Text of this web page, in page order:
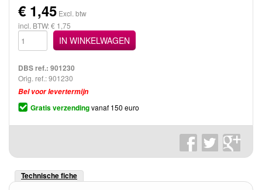
€ 1,45 Excl. btw
incl. BTW: € 1,75
IN WINKELWAGEN
DBS ref.: 901230
Orig. ref.: 901230
Bel voor levertermijn
Gratis verzendingvanaf 150 euro
Technische fiche